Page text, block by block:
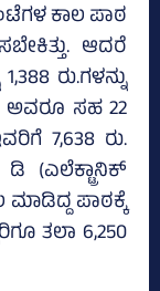
ಕಾಲ ಪಾಠ
ಆದರೆ
ರು.ಗಳನ್ನು
ಅವರೂ ಸಹ 22
7,638 ರು.
(ಎಲೆಕ್ಟ್ರಾನಿಕ್‌
ಪಾಠಕ್ಕೆ
ತಲಾ 6,250